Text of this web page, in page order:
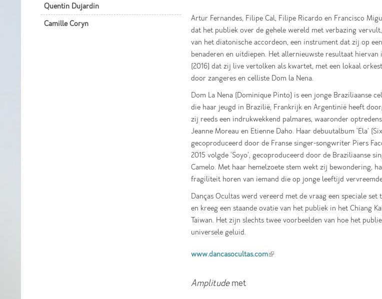
Quentin Dujardin
Camille Coryn
Artur Fernandes, Filipe Cal, Filipe Ricardo en Francisco
dat het publiek over de gehele wereld met verbazing
van het diatonische accordeon, een instrument dat zij op
benaderen en uitdiepen. Het allernieuwste resultaat
(2016) dat zij live vertolken als kwartet, met een lokaal
door zangeres en celliste Dom la Nena.
Dom La Nena (Dominique Pinto) is een jonge Braziliaanse
die haar jeugd in Brazilië, Frankrijk en Argentinië heeft
zij reeds een indrukwekkend palmares, waaronder
Jeanne Moreau en Etienne Daho. Haar debuutalbum 'Ela'
gecoproduceerd door de Franse singer-songwriter Piers
2015 volgde 'Soyo', gecoproduceerd door de Braziliaanse
Camelo. Met haar hemelzoete stem wekt zij bewondering,
fragiliteit horen van iemand die op jonge leeftijd
Danças Ocultas werd vereerd met de vraag een speciale set
en kreeg een staande ovatie van het publiek in het Chiang
Taiwan. Het zijn slechts twee voorbeelden van hoe het
universele geluid.
www.dancasocultas.com(link is external)
Amplitudemet